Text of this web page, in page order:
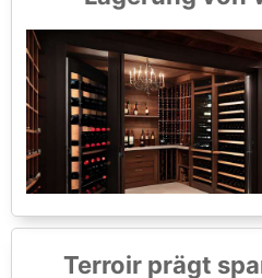
Terroir prägt